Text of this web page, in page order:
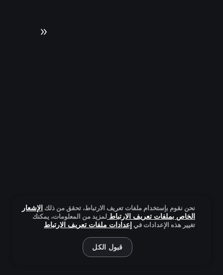
نحن نقوم بإستخدام ملفات تعريف الارتباط، تحقق من ذلك الإشعار
الخاص بملفات تعريف الارتباط لمزيد من المعلومات، يمكنك
تغيير هذه الإعدادات في إعدادات ملفات تعريف الارتباط
قبول الكل